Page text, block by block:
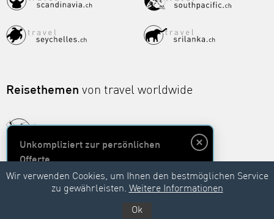
Reisethemen von travel worldwide
Wir verwenden Cookies, um Ihnen den bestmöglichen Service
zu gewährleisten. Weitere Informationen
Ok
Unkompliziert zur persönlichen
Offerte
Unverbindlich anfragen